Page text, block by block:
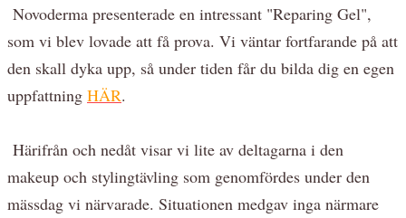
Novoderma presenterade en intressant "Reparing Gel",
som vi blev lovade att få prova. Vi väntar fortfarande på att
den skall dyka upp, så under tiden får du bilda dig en egen
uppfattning HÄR.
Härifrån och nedåt visar vi lite av deltagarna i den
makeup och stylingtävling som genomfördes under den
mässdag vi närvarade. Situationen medgav inga närmare